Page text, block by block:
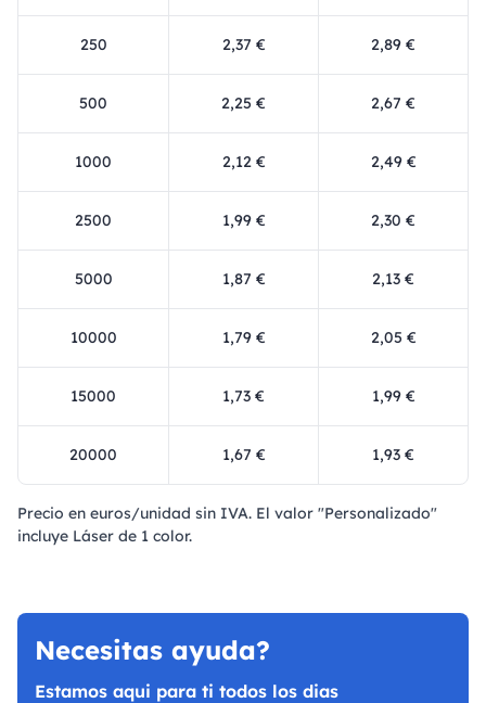
250 2,37 € 2,89 €
500 2,25 € 2,67 €
1000 2,12 € 2,49 €
2500 1,99 € 2,30 €
5000 1,87 € 2,13 €
10000 1,79 € 2,05 €
15000 1,73 € 1,99 €
20000 1,67 € 1,93 €
Precio en euros/unidad sin IVA. El valor "Personalizado"
incluye Láser de 1 color.
Necesitas ayuda?
Estamos aqui para ti todos los dias